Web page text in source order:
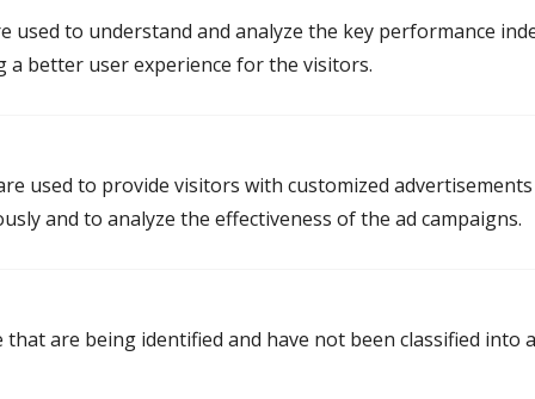
used to understand and analyze the key performance
a better user experience for the visitors.
used to provide visitors with customized
and to analyze the effectiveness of the ad campaigns.
are being identified and have not been classified into
Kwaliteit en vertrouwen